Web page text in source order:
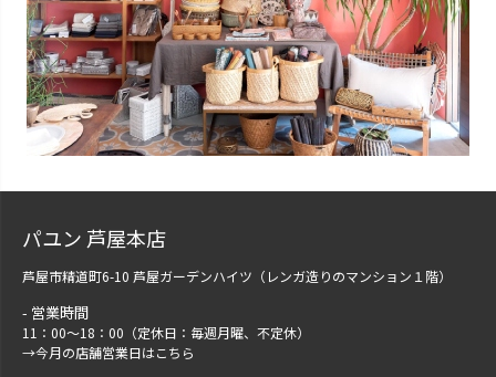
パユン 芦屋本店
芦屋市精道町6-10 芦屋ガーデンハイツ（レンガ造りのマンション１階）
営業時間
11：00～18：00（定休日：毎週月曜、不定休）
→今月の店舗営業日はこちら